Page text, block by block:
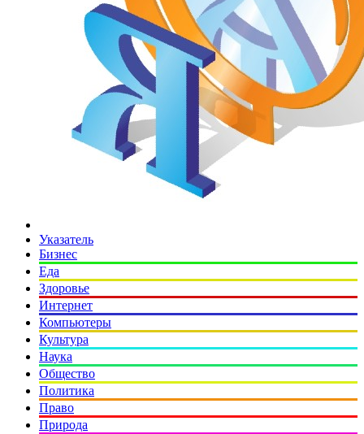
Указатель
Бизнес
Еда
Здоровье
Интернет
Компьютеры
Культура
Наука
Общество
Политика
Право
Природа